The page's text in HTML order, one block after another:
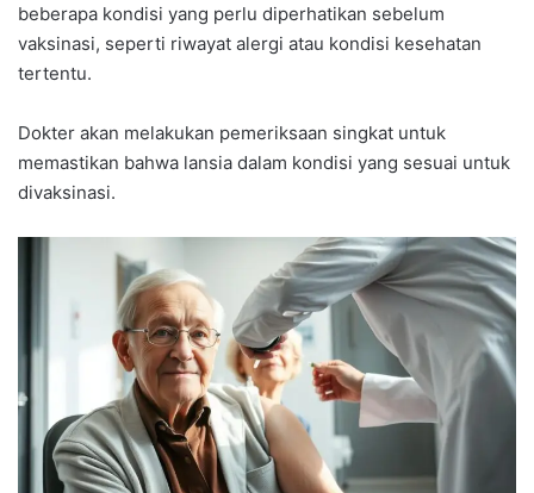
beberapa kondisi yang perlu diperhatikan sebelum
vaksinasi, seperti riwayat alergi atau kondisi kesehatan
tertentu.
Dokter akan melakukan pemeriksaan singkat untuk
memastikan bahwa lansia dalam kondisi yang sesuai untuk
divaksinasi.